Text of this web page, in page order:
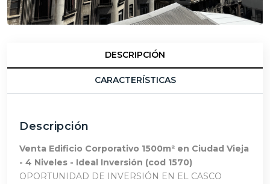
DESCRIPCIÓN
CARACTERÍSTICAS
Descripción
Venta Edificio Corporativo 1500m² en Ciudad Vieja
- 4 Niveles - Ideal Inversión (cod 1570)
OPORTUNIDAD DE INVERSIÓN EN EL CASCO